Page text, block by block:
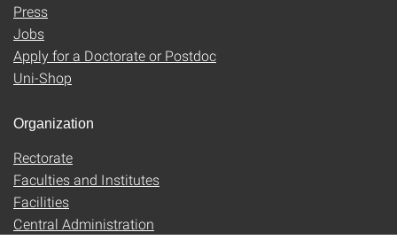
Press
Jobs
Apply for a Doctorate or Postdoc
Uni-Shop
Organization
Rectorate
Faculties and Institutes
Facilities
Central Administration